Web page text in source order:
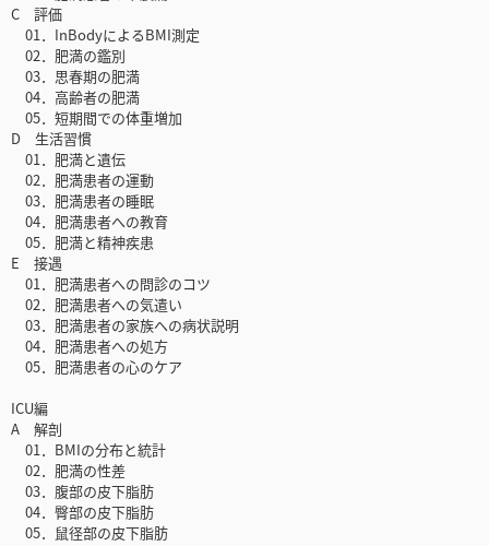
C 評価
01．InBodyによるBMI測定
02．肥満の鑑別
03．思春期の肥満
04．高齢者の肥満
05．短期間での体重増加
D 生活習慣
01．肥満と遺伝
02．肥満患者の運動
03．肥満患者の睡眠
04．肥満患者への教育
05．肥満と精神疾患
E 接遇
01．肥満患者への問診のコツ
02．肥満患者への気遣い
03．肥満患者の家族への病状説明
04．肥満患者への処方
05．肥満患者の心のケア
ICU編
A 解剖
01．BMIの分布と統計
02．肥満の性差
03．腹部の皮下脂肪
04．臀部の皮下脂肪
05．鼠径部の皮下脂肪